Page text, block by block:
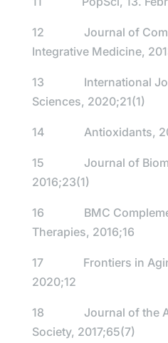
12 Journal of
Integrative Medicine,
13 International
Sciences, 2020;21(1)
14 Antioxidants,
15 Journal of
2016;23(1)
16 BMC
Therapies, 2016;16
17 Frontiers in
2020;12
18 Journal of the
Society, 2017;65(7)